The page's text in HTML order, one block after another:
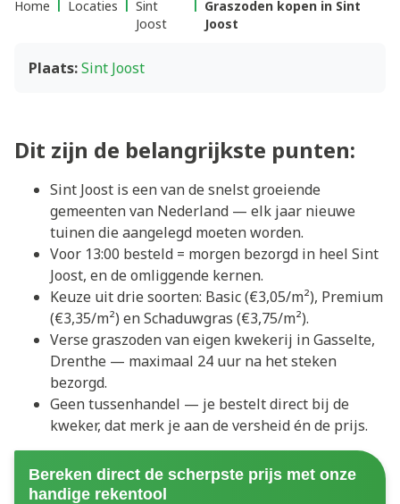
Home Locaties
Sint
Joost
Graszoden kopen in Sint
Joost
Plaats:Sint Joost
Dit zijn de belangrijkste punten:
Sint Joost is een van de snelst groeiende
gemeenten van Nederland — elk jaar nieuwe
tuinen die aangelegd moeten worden.
Voor 13:00 besteld = morgen bezorgd in heel Sint
Joost, en de omliggende kernen.
Keuze uit drie soorten: Basic (€3,05/m²), Premium
(€3,35/m²) en Schaduwgras (€3,75/m²).
Verse graszoden van eigen kwekerij in Gasselte,
Drenthe — maximaal 24 uur na het steken
bezorgd.
Geen tussenhandel — je bestelt direct bij de
kweker, dat merk je aan de versheid én de prijs.
Bereken direct de scherpste prijs met onze
handige rekentool